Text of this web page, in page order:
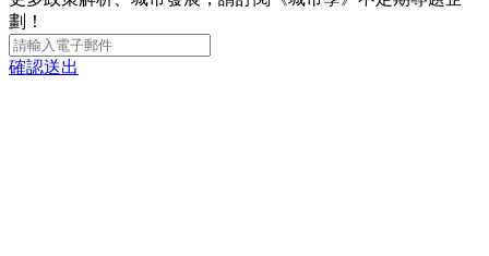
劃！
確認送出